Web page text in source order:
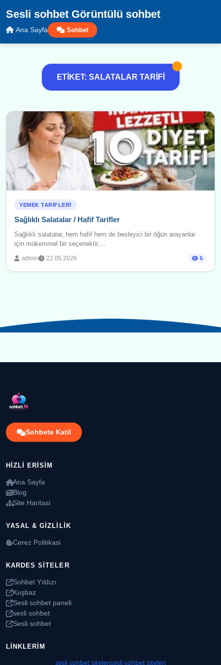
Sesli sohbet Görüntülü sohbet
Ana Sayfa Sohbet
ETIKET: SALATALAR TARIFI
YEMEK TARIFLERI
Sağlıklı Salatalar / Hafif Tarifler
Sağlıklı salatalar, hem hafif hem de besleyici bir öğün arayanlar
için mükemmel bir seçenektir....
admin 22.05.2026 5
Sohbete Katil
HIZLI ERISIM
Ana Sayfa
Blog
Site Haritasi
YASAL & GIZLILIK
Cerez Politikasi
KARDES SITELER
Sohbet Yıldızı
Kuşbaz
Sesli sohbet paneli
sesli sohbet
Sesli sohbet
LINKLERIM
sesli sohbet sitelerisesli sohbet siteleri